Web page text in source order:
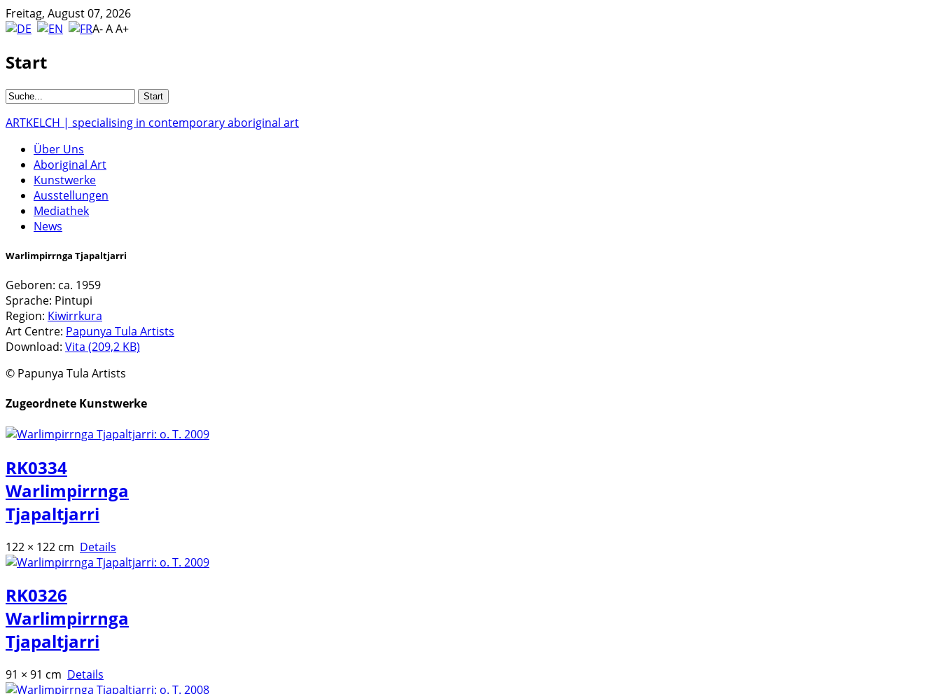
Freitag, August 07, 2026
A-AA+
Start
ARTKELCH | specialising in contemporary aboriginal art
Über Uns
Aboriginal Art
Kunstwerke
Ausstellungen
Mediathek
News
Warlimpirrnga Tjapaltjarri
Geboren: ca. 1959
Sprache: Pintupi
Region: Kiwirrkura
Art Centre: Papunya Tula Artists
Download: Vita (209,2 KB)
© Papunya Tula Artists
Zugeordnete Kunstwerke
RK0334
Warlimpirrnga
Tjapaltjarri
122 × 122 cm Details
RK0326
Warlimpirrnga
Tjapaltjarri
91 × 91 cm Details